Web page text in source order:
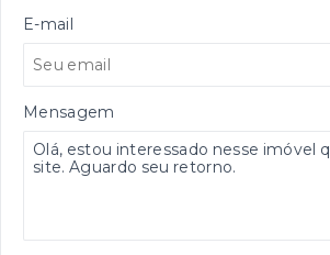
E-mail
Mensagem